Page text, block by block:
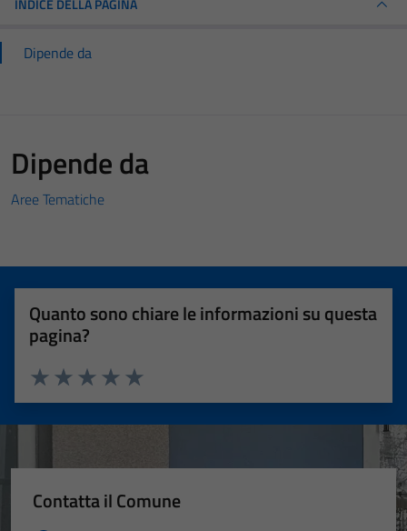
INDICE DELLA PAGINA
Dipende da
Dipende da
Aree Tematiche
Quanto sono chiare le informazioni su questa
pagina?
Valuta 5 stelle su 5
Valuta 4 stelle su 5
Valuta 3 stelle su 5
Valuta 2 stelle su 5
Valuta 1 stelle su 5
Contatta il Comune